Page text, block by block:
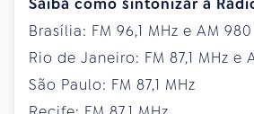
Brasília: FM 96,1 MHz e AM 980
Rio de Janeiro: FM 87,1 MHz e
São Paulo: FM 87,1 MHz